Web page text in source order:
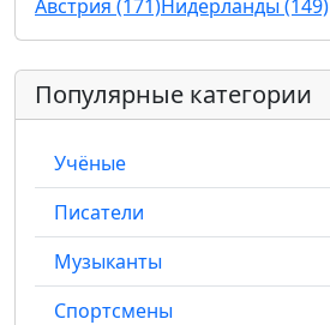
Австрия (171)Нидерланды (149)
Популярные категории
Учёные
Писатели
Музыканты
Спортсмены